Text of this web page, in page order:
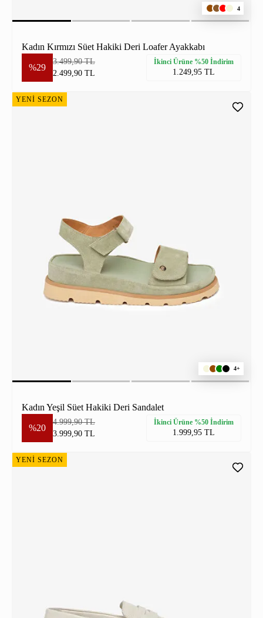
4
Kadın Kırmızı Süet Hakiki Deri Loafer Ayakkabı
%29
3.499,90 TL
2.499,90 TL
İkinci Ürüne %50 İndirim
1.249,95 TL
YENİ SEZON
4+
Kadın Yeşil Süet Hakiki Deri Sandalet
%20
4.999,90 TL
3.999,90 TL
İkinci Ürüne %50 İndirim
1.999,95 TL
YENİ SEZON